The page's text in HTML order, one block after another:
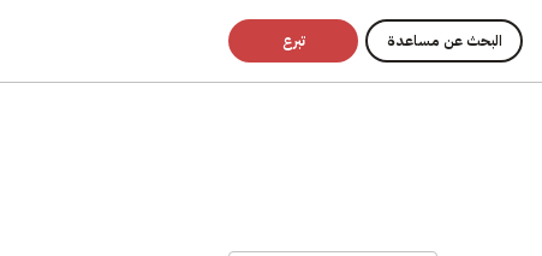
البحث عن مساعدة تبرع